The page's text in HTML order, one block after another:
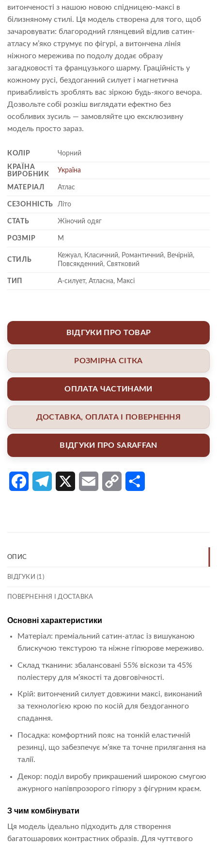
витонченості з нашою новою спідницею-максі в
білизняному стилі. Ця модель створена для того, щоб
зачаровувати: благородний глянцевий відлив сатин-
атласу м’яко струмує по фігурі, а витончена лінія
ніжного мережива по подолу додає образу
загадковості та французького шарму. Граційність у
кожному русі, бездоганний силует і магнетична
привабливість зроблять вас зіркою будь-якого вечора.
Дозвольте собі розкіш виглядати ефектно без
особливих зусиль — замовляйте цю ексклюзивну
модель просто зараз.
КОЛІР
Чорний
КРАЇНА
ВИРОБНИК
Україна
МАТЕРІАЛ Атлас
СЕЗОННІСТЬ Літо
СТАТЬ Жіночий одяг
РОЗМІР M
СТИЛЬ
Кежуал, Класичний, Романтичний, Вечірній,
Повсякденний, Святковий
ТИП А-силует, Атласна, Максі
ВІДГУКИ ПРО ТОВАР
РОЗМІРНА СІТКА
ОПЛАТА ЧАСТИНАМИ
ДОСТАВКА, ОПЛАТА І ПОВЕРНЕННЯ
ВІДГУКИ ПРО SARAFFAN
FacebookTelegram Email Copy
ОПИС
ВІДГУКИ (1)
ПОВЕРНЕННЯ І ДОСТАВКА
Основні характеристики
Матеріал: преміальний сатин-атлас із вишуканою
блискучою текстурою та ніжне гіпюрове мереживо.
Склад тканини: збалансовані 55% віскози та 45%
поліестеру для м’якості та довговічності.
Крій: витончений силует довжини максі, виконаний
за технологією крою по косій для бездоганного
спадання.
Посадка: комфортний пояс на тонкій еластичній
резинці, що забезпечує м’яке та точне прилягання на
талії.
Декор: поділ виробу прикрашений широкою смугою
ажурного напівпрозорого гіпюру з фігурним краєм.
З чим комбінувати
Ця модель ідеально підходить для створення
багатошарових контрастних образів. Для чуттєвого